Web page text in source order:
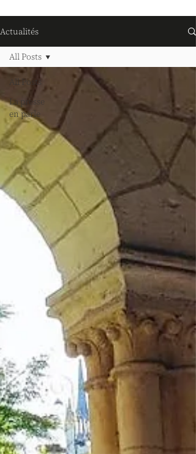
Actualités
All Posts
La presse
en parle
All Posts